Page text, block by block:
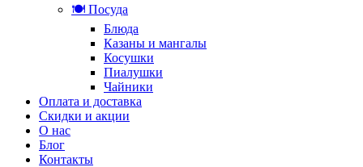
🍽️ Посуда
Блюда
Казаны и мангалы
Косушки
Пиалушки
Чайники
Оплата и доставка
Скидки и акции
О нас
Блог
Контакты